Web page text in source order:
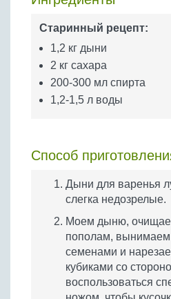
Бобовые
Яйца
Крупы
Старинный рецепт:
1,2 кг дыни
2 кг сахара
200-300 мл спирта
1,2-1,5 л воды
Способ
Дыни для варенья
слегка недозрелые.
Моем дыню,
пополам, вынимаем
семенами и
кубиками со
воспользоваться